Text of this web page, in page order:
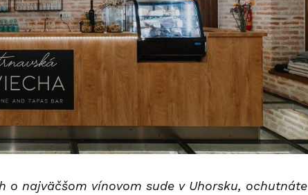
o najväčšom vínovom sude v Uhorsku, ochutnáte